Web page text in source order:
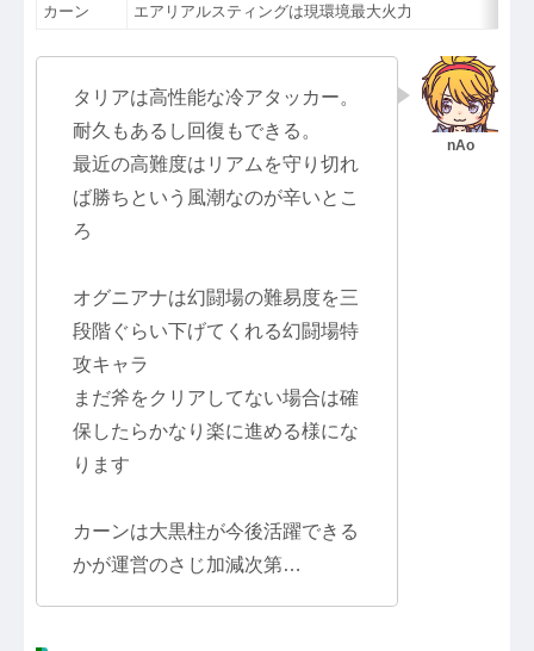
カーン
エアリアルスティングは現環境最大火力
タリアは高性能な冷アタッカー。
耐久もあるし回復もできる。
最近の高難度はリアムを守り切れ
ば勝ちという風潮なのが辛いとこ
ろ
オグニアナは幻闘場の難易度を三
段階ぐらい下げてくれる幻闘場特
攻キャラ
まだ斧をクリアしてない場合は確
保したらかなり楽に進める様にな
ります
カーンは大黒柱が今後活躍できる
かが運営のさじ加減次第…